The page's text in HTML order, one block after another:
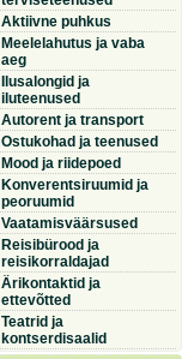
Aktiivne puhkus
Meelelahutus ja vaba
aeg
Ilusalongid ja
iluteenused
Autorent ja transport
Ostukohad ja teenused
Mood ja riidepoed
Konverentsiruumid ja
peoruumid
Vaatamisväärsused
Reisibürood ja
reisikorraldajad
Ärikontaktid ja
ettevõtted
Teatrid ja
kontserdisaalid